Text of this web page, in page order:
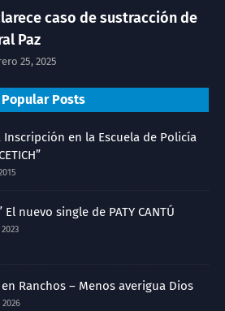
caso de sustracción de
Paz
25, 2025
Popular Posts
en la Escuela de Policía
El nuevo single de PATY CANTÚ
Ranchos – Menos averigua Dios